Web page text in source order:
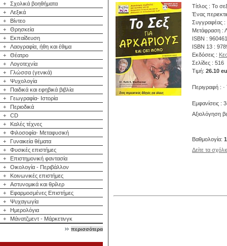
+
Σχολικά βοηθήματα
+
Λεξικά
+
Βίντεο
+
Θρησκεία
+
Εκπαίδευση
+
Λαογραφία, ήθη και έθιμα
+
Θέατρο
+
Λογοτεχνία
+
Γλώσσα (γενικά)
+
Ψυχολογία
+
Παιδικά και εφηβικά βιβλία
+
Γεωγραφία- Ιστορία
+
Περιοδικά
+
CD
+
Καλές τέχνες
+
Φιλοσοφία- Μεταφυσική
+
Γυναικεία θέματα
+
Φυσικές επιστήμες
+
Επιστημονική φαντασία
+
Οικολογία - Περιβάλλον
+
Κοινωνικές επιστήμες
+
Αστυνομικά και θρίλερ
+
Εφαρμοσμένες Επιστήμες
+
Ψυχαγωγία
+
Ημερολόγια
+
Μάνατζμεντ - Μάρκετινγκ
περισσότερα
Τίτλος : Το
Ένας
Συγγραφέας :
Μετάφραση :
ISBN :
ISBN 13 :
Εκδόσεις :
Σελίδες : 516
Τιμή: 26.10
Περιγραφή : ·
Εμφανίσεις :
Αξιολόγηση
Βαθμολογία:
Δείτε τα